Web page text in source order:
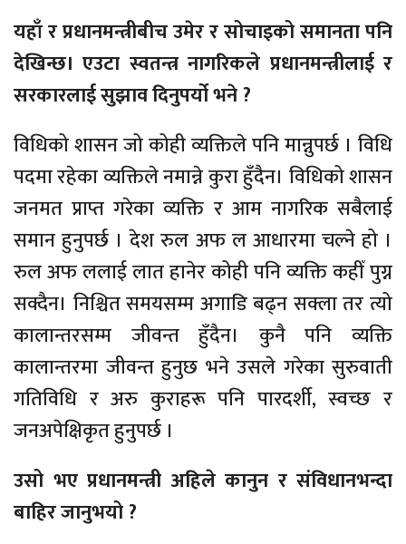
यहाँ र प्रधानमन्त्रीबीच उमेर र सोचाइको समानता पनि
देखिन्छ। एउटा स्वतन्त्र नागरिकले प्रधानमन्त्रीलाई र
सरकारलाई सुझाव दिनुपर्यो भने ?
विधिको शासन जो कोही व्यक्तिले पनि मान्नुपर्छ । विधि
पदमा रहेका व्यक्तिले नमान्ने कुरा हुँदैन। विधिको शासन
जनमत प्राप्त गरेका व्यक्ति र आम नागरिक सबैलाई
समान हुनुपर्छ । देश रुल अफ ल आधारमा चल्ने हो ।
रुल अफ ललाई लात हानेर कोही पनि व्यक्ति कहीँ पुग्न
सक्दैन। निश्चित समयसम्म अगाडि बढ्न सक्ला तर त्यो
कालान्तरसम्म जीवन्त हुँदैन। कुनै पनि व्यक्ति
कालान्तरमा जीवन्त हुनुछ भने उसले गरेका सुरुवाती
गतिविधि र अरु कुराहरू पनि पारदर्शी, स्वच्छ र
जनअपेक्षिकृत हुनुपर्छ ।
उसो भए प्रधानमन्त्री अहिले कानुन र संविधानभन्दा
बाहिर जानुभयो ?